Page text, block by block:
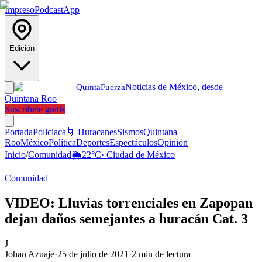
ImpresoPodcastApp
Edición
QuintaFuerzaNoticias de México, desde
Quintana Roo
Suscríbete gratis
PortadaPoliciaca 🌀 HuracanesSismosQuintana
RooMéxicoPolíticaDeportesEspectáculosOpinión
Inicio/Comunidad🌦️22°C· Ciudad de México
Comunidad
VIDEO: Lluvias torrenciales en Zapopan
dejan daños semejantes a huracán Cat. 3
J
Johan Azuaje·25 de julio de 2021 ·2 min de lectura